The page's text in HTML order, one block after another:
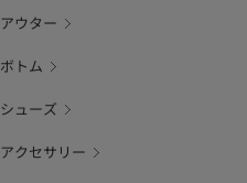
アウター
ボトム
シューズ
アクセサリー